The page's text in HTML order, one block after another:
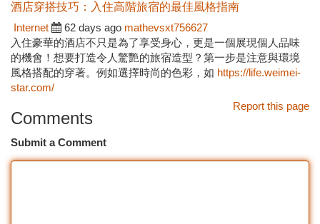
酒店穿搭技巧：入住高階旅宿的最佳風格指南
Internet
62 days ago mathevsxt756627
入住豪華的酒店不只是為了享受身心，更是一個展現個人品味
的機會！想要打造令人驚艷的旅宿造型？第一步是注意與環境
風格搭配的穿著。例如選擇時尚的色彩，如 https://life.weimei-
star.com/
Report this page
Comments
Submit a Comment